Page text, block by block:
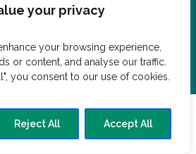
your privacy
your browsing experience,
or content, and analyse our traffic.
you consent to our use of cookies.
Reject All Accept All
din ret her!
ret du vil dele?
2019. God og nem mad!